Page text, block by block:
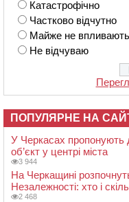
Катастрофічно
Частково відчутно
Майже не впливають
Не відчуваю
ПОПУЛЯРНЕ НА
У Черкасах пропонують
об’єкт у центрі міста
3 944
На Черкащині
Незалежності: хто і
2 468